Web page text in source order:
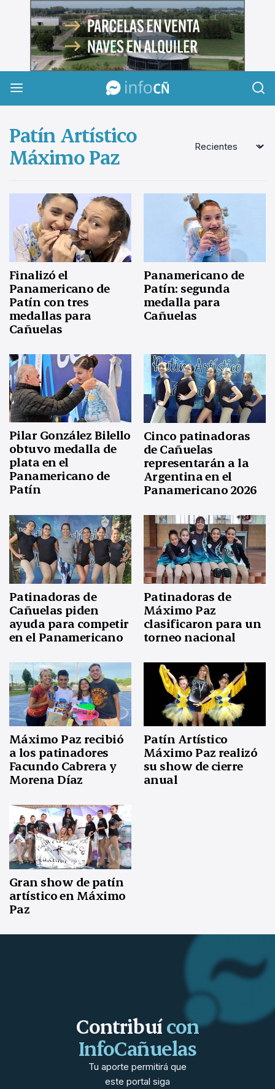
InfoCañuelas
Patín Artístico
Máximo Paz
Finalizó el
Panamericano de
Patín con tres
medallas para
Cañuelas
Panamericano de
Patín: segunda
medalla para
Cañuelas
Pilar González Bilello
obtuvo medalla de
plata en el
Panamericano de
Patín
Cinco patinadoras
de Cañuelas
representarán a la
Argentina en el
Panamericano 2026
Patinadoras de
Cañuelas piden
ayuda para competir
en el Panamericano
Patinadoras de
Máximo Paz
clasificaron para un
torneo nacional
Máximo Paz recibió
a los patinadores
Facundo Cabrera y
Morena Díaz
Patín Artístico
Máximo Paz realizó
su show de cierre
anual
Gran show de patín
artístico en Máximo
Paz
Contribuícon
InfoCañuelas
Tu aporte permitirá que
este portal siga